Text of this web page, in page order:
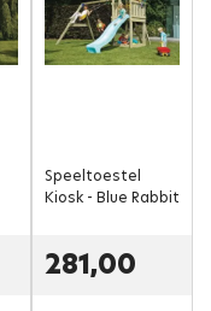
Speeltoestel
Kiosk - Blue Rabbit
281,00